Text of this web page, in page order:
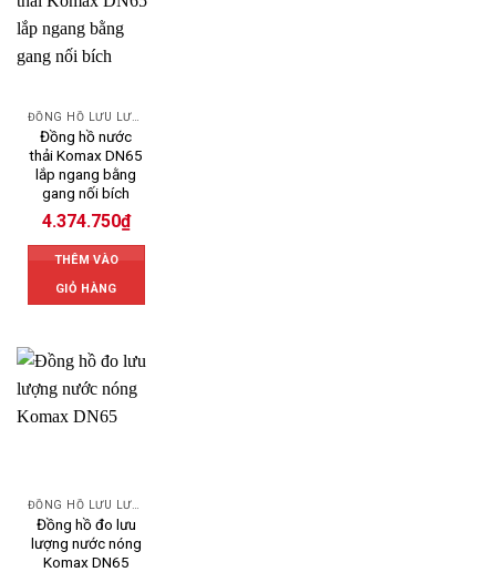
ĐỒNG HỒ LƯU LƯỢNG NƯỚC KOMAX
Đồng hồ nước
thải Komax DN65
lắp ngang bằng
gang nối bích
4.374.750₫
THÊM VÀO
GIỎ HÀNG
ĐỒNG HỒ LƯU LƯỢNG NƯỚC KOMAX
Đồng hồ đo lưu
lượng nước nóng
Komax DN65